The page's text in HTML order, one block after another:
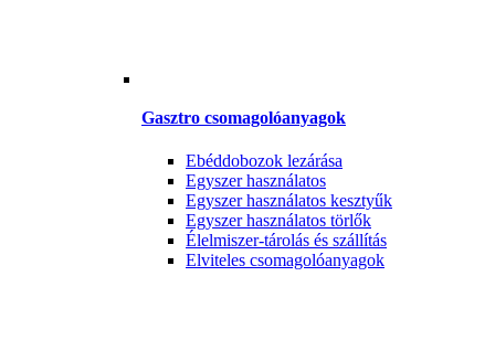
Gasztro csomagolóanyagok
Ebéddobozok lezárása
Egyszer használatos
Egyszer használatos kesztyűk
Egyszer használatos törlők
Élelmiszer-tárolás és szállítás
Elviteles csomagolóanyagok